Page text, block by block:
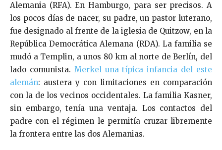
Alemania (RFA). En Hamburgo, para ser precisos. A
los pocos días de nacer, su padre, un pastor luterano,
fue designado al frente de la iglesia de Quitzow, en la
República Democrática Alemana (RDA). La familia se
mudó a Templin, a unos 80 km al norte de Berlín, del
lado comunista. Merkel una típica infancia del este
alemán: austera y con limitaciones en comparación
con la de los vecinos occidentales. La familia Kasner,
sin embargo, tenía una ventaja. Los contactos del
padre con el régimen le permitía cruzar libremente
la frontera entre las dos Alemanias.